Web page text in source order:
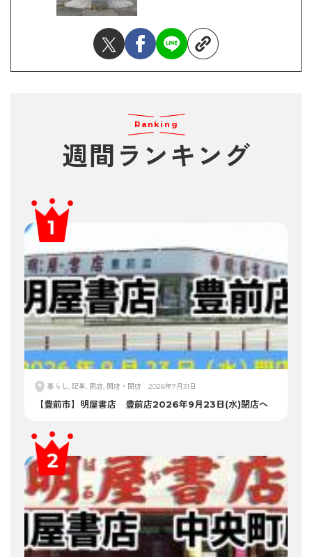
Ranking
週間ランキング
暮らし, 記事, 閉店, 開店・閉店 2026年7月31日
【豊前市】明屋書店 豊前店2026年9月23日(水)閉店へ